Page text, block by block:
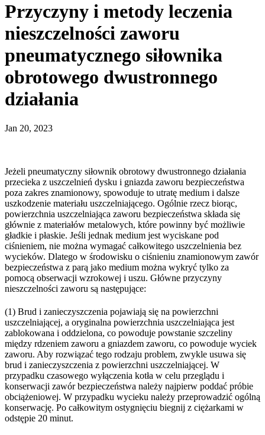
Przyczyny i metody leczenia
nieszczelności zaworu
pneumatycznego siłownika
obrotowego dwustronnego
działania
Jan 20, 2023
Jeżeli pneumatyczny siłownik obrotowy dwustronnego działania
przecieka z uszczelnień dysku i gniazda zaworu bezpieczeństwa
poza zakres znamionowy, spowoduje to utratę medium i dalsze
uszkodzenie materiału uszczelniającego. Ogólnie rzecz biorąc,
powierzchnia uszczelniająca zaworu bezpieczeństwa składa się
głównie z materiałów metalowych, które powinny być możliwie
gładkie i płaskie. Jeśli jednak medium jest wyciskane pod
ciśnieniem, nie można wymagać całkowitego uszczelnienia bez
wycieków. Dlatego w środowisku o ciśnieniu znamionowym zawór
bezpieczeństwa z parą jako medium można wykryć tylko za
pomocą obserwacji wzrokowej i uszu. Główne przyczyny
nieszczelności zaworu są następujące:
(1) Brud i zanieczyszczenia pojawiają się na powierzchni
uszczelniającej, a oryginalna powierzchnia uszczelniająca jest
zablokowana i oddzielona, ​​co powoduje powstanie szczeliny
między rdzeniem zaworu a gniazdem zaworu, co powoduje wyciek
zaworu. Aby rozwiązać tego rodzaju problem, zwykle usuwa się
brud i zanieczyszczenia z powierzchni uszczelniającej. W
przypadku czasowego wyłączenia kotła w celu przeglądu i
konserwacji zawór bezpieczeństwa należy najpierw poddać próbie
obciążeniowej. W przypadku wycieku należy przeprowadzić ogólną
konserwację. Po całkowitym ostygnięciu biegnij z ciężarkami w
odstępie 20 minut.